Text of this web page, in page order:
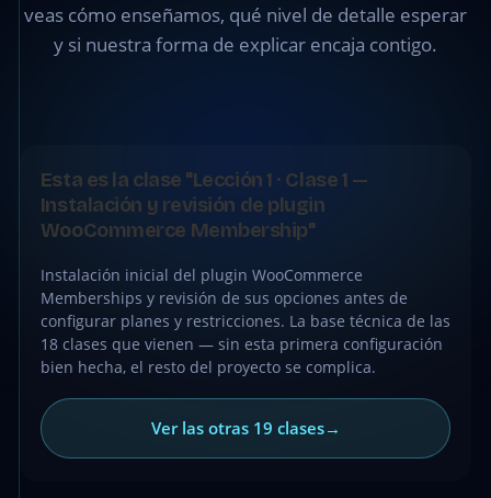
veas cómo enseñamos, qué nivel de detalle esperar
y si nuestra forma de explicar encaja contigo.
CLASE
GRATIS
plugin
WooCommerce
Esta es la clase "Lección 1 · Clase 1 —
Instalación y revisión de plugin
WooCommerce Membership"
Instalación inicial del plugin WooCommerce
Memberships y revisión de sus opciones antes de
configurar planes y restricciones. La base técnica de las
18 clases que vienen — sin esta primera configuración
bien hecha, el resto del proyecto se complica.
Ver las otras 19 clases→